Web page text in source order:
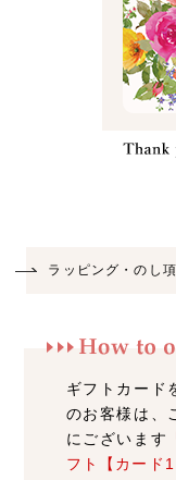
ラッピング・のし
ギフトカード
のお客様は、
にございます
フト【カード1